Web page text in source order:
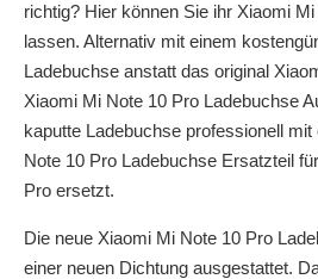
richtig? Hier können Sie ihr Xiaomi
lassen. Alternativ mit einem
Ladebuchse anstatt das original
Xiaomi Mi Note 10 Pro Ladebuchse
kaputte Ladebuchse professionell
Note 10 Pro Ladebuchse Ersatzteil
Pro ersetzt.
Die neue Xiaomi Mi Note 10 Pro
einer neuen Dichtung ausgestattet.